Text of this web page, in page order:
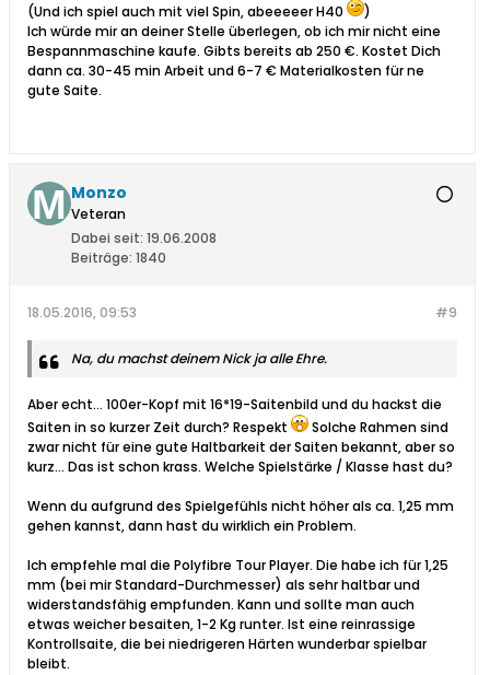
(Und ich spiel auch mit viel Spin, abeeeeer H40
)
Ich würde mir an deiner Stelle überlegen, ob ich mir nicht eine
Bespannmaschine kaufe. Gibts bereits ab 250 €. Kostet Dich
dann ca. 30-45 min Arbeit und 6-7 € Materialkosten für ne
gute Saite.
Monzo
Veteran
Dabei seit: 19.06.2008
Beiträge: 1840
#9
18.05.2016, 09:53
Na, du machst deinem Nick ja alle Ehre.
Aber echt... 100er-Kopf mit 16*19-Saitenbild und du hackst die
Saiten in so kurzer Zeit durch? Respekt
Solche Rahmen sind
zwar nicht für eine gute Haltbarkeit der Saiten bekannt, aber so
kurz... Das ist schon krass. Welche Spielstärke / Klasse hast du?
Wenn du aufgrund des Spielgefühls nicht höher als ca. 1,25 mm
gehen kannst, dann hast du wirklich ein Problem.
Ich empfehle mal die Polyfibre Tour Player. Die habe ich für 1,25
mm (bei mir Standard-Durchmesser) als sehr haltbar und
widerstandsfähig empfunden. Kann und sollte man auch
etwas weicher besaiten, 1-2 Kg runter. Ist eine reinrassige
Kontrollsaite, die bei niedrigeren Härten wunderbar spielbar
bleibt.